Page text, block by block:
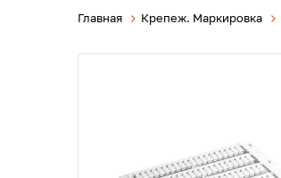
Главная Крепеж. Маркировка